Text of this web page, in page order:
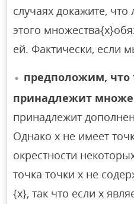
случаях докажите,
этого
ей. Фактически, если
предположим, что
принадлежит
принадлежит
Однако x не имеет
окрестности
точка точки x не
{x}, так что если x